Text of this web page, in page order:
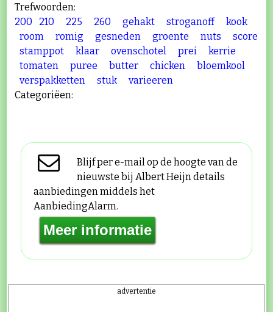
Trefwoorden:
200
210 225 260 gehakt stroganoff
kook
room
romig gesneden groente nuts
score
stamppot
klaar ovenschotel prei
kerrie
tomaten
puree butter chicken
bloemkool
verspakketten
stuk
varieeren
Categoriëen:
Blijf per e-mail op de hoogte van de
nieuwste bij Albert Heijn details
aanbiedingen middels het
AanbiedingAlarm.
advertentie